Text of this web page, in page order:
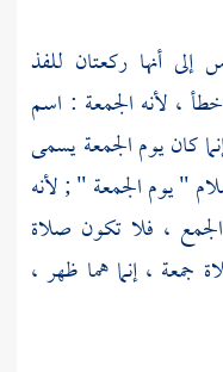
أنها ركعتان للفذ
، لأنه الجمعة : اسم
كان يوم الجمعة يسمى
" يوم الجمعة " ; لأنه
، فلا تكون صلاة
جمعة ، إنما هما ظهر ،